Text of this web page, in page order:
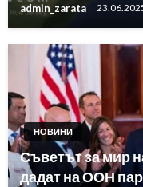
admin_zarata
НОВИНИ
Съветът за мир
дадат на ООН